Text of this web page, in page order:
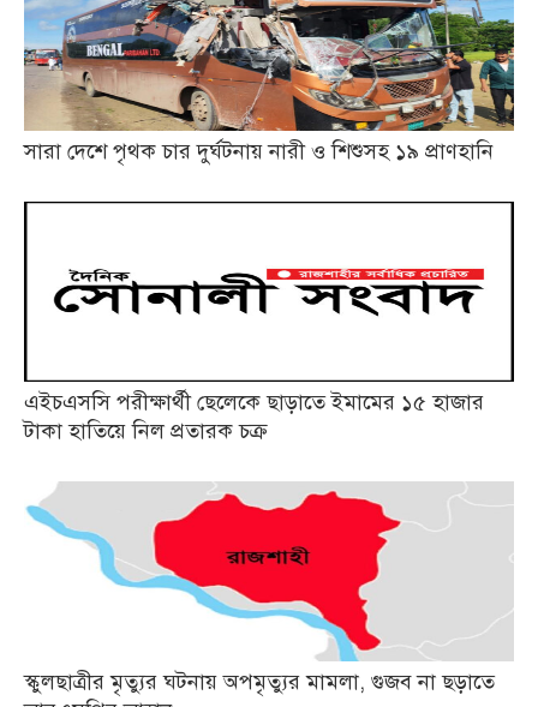
সারা দেশে পৃথক চার দুর্ঘটনায় নারী ও শিশুসহ ১৯ প্রাণহানি
এইচএসসি পরীক্ষার্থী ছেলেকে ছাড়াতে ইমামের ১৫ হাজার
টাকা হাতিয়ে নিল প্রতারক চক্র
স্কুলছাত্রীর মৃত্যুর ঘটনায় অপমৃত্যুর মামলা, গুজব না ছড়াতে